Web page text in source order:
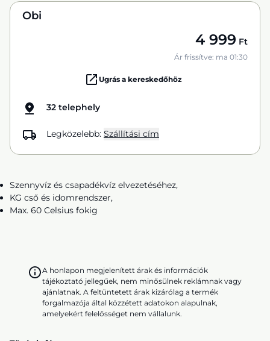
Obi
4 999 Ft
Ár frissítve: ma 01:30
Ugrás a kereskedőhöz
32 telephely
Legközelebb: Szállítási cím
Szennyvíz és csapadékvíz elvezetéséhez,
KG cső és idomrendszer,
Max. 60 Celsius fokig
A honlapon megjelenített árak és információk
tájékoztató jellegűek, nem minősülnek reklámnak vagy
ajánlatnak. A feltüntetett árak kizárólag a termék
forgalmazója által közzétett adatokon alapulnak,
amelyekért felelősséget nem vállalunk.